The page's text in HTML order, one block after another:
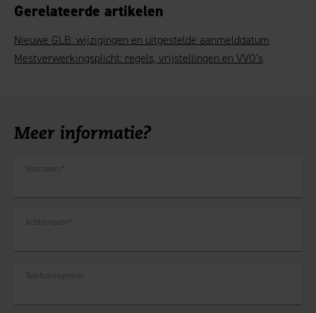
Gerelateerde artikelen
Nieuwe GLB: wijzigingen en uitgestelde aanmelddatum
Mestverwerkingsplicht: regels, vrijstellingen en VVO’s
Meer informatie?
Voornaam *
Achternaam *
Telefoonnummer